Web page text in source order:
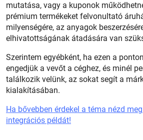
mutatása, vagy a kuponok
prémium termékeket felvonultató
milyenségére, az anyagok
elhivatottságának átadására van
Szerintem egyébként, ha ezen a
engedjük a vevőt a céghez, és minél
találkozik velünk, az sokat segít a
kialakításában.
Ha bővebben érdekel a téma nézd
integrációs példát!